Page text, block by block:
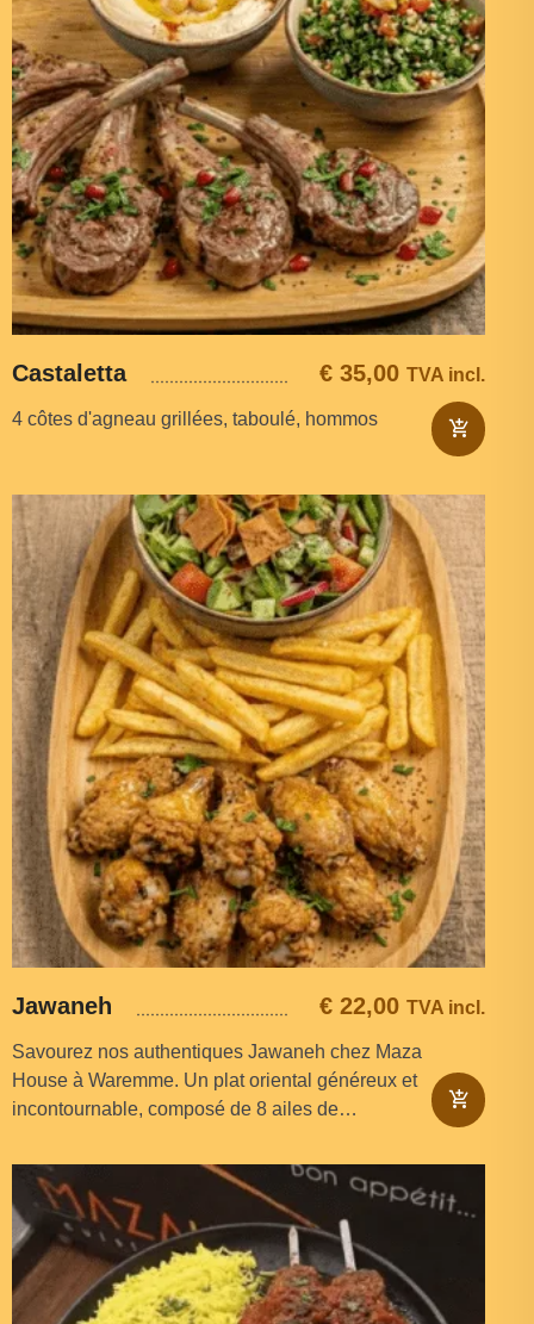
Castaletta €35,00 TVA incl.
4 côtes d'agneau grillées, taboulé, hommos
Jawaneh €22,00 TVA incl.
Savourez nos authentiques Jawaneh chez Maza
House à Waremme. Un plat oriental généreux et
incontournable, composé de 8 ailes de…